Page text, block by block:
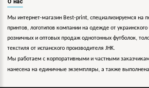
О нас
Мы интернет-магазин Best-print, специализируемся на
принтов, логотипов компании на одежде от
розничных и оптовых продаж однотонных футболок,
текстиля от испанского производителя JHK.
Мы работаем с корпоративными и частными
нанесена на единичные экземпляры, а также